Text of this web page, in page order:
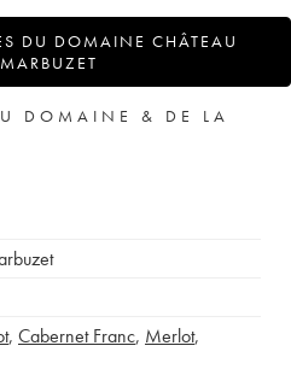
DU DOMAINE CHÂTEAU
DOMAINE & DE LA
, Cabernet Franc, Merlot,